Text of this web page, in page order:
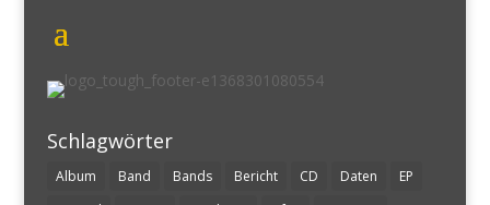
Schlagwörter
Album Band Bands Bericht CD Daten
EP